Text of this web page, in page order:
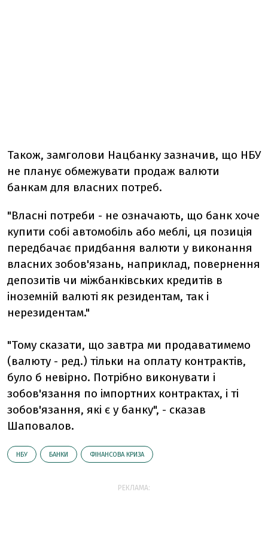
Також, замголови Нацбанку зазначив, що НБУ
не планує обмежувати продаж валюти
банкам для власних потреб.
"Власні потреби - не означають, що банк хоче
купити собі автомобіль або меблі, ця позиція
передбачає придбання валюти у виконання
власних зобов'язань, наприклад, повернення
депозитів чи міжбанківських кредитів в
іноземній валюті як резидентам, так і
нерезидентам."
"Тому сказати, що завтра ми продаватимемо
(валюту - ред.) тільки на оплату контрактів,
було б невірно. Потрібно виконувати і
зобов'язання по імпортних контрактах, і ті
зобов'язання, які є у банку", - сказав
Шаповалов.
НБУ БАНКИ ФІНАНСОВА КРИЗА
РЕКЛАМА: